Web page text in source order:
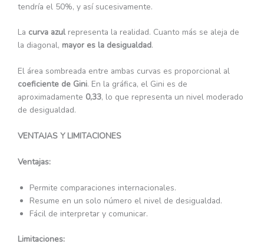
tendría el 50%, y así sucesivamente.
La curva azulrepresenta la realidad. Cuanto más se aleja de
la diagonal, mayor es la desigualdad.
El área sombreada entre ambas curvas es proporcional al
coeficiente de Gini. En la gráfica, el Gini es de
aproximadamente 0,33, lo que representa un nivel moderado
de desigualdad.
VENTAJAS Y LIMITACIONES
Ventajas:
Permite comparaciones internacionales.
Resume en un solo número el nivel de desigualdad.
Fácil de interpretar y comunicar.
Limitaciones: